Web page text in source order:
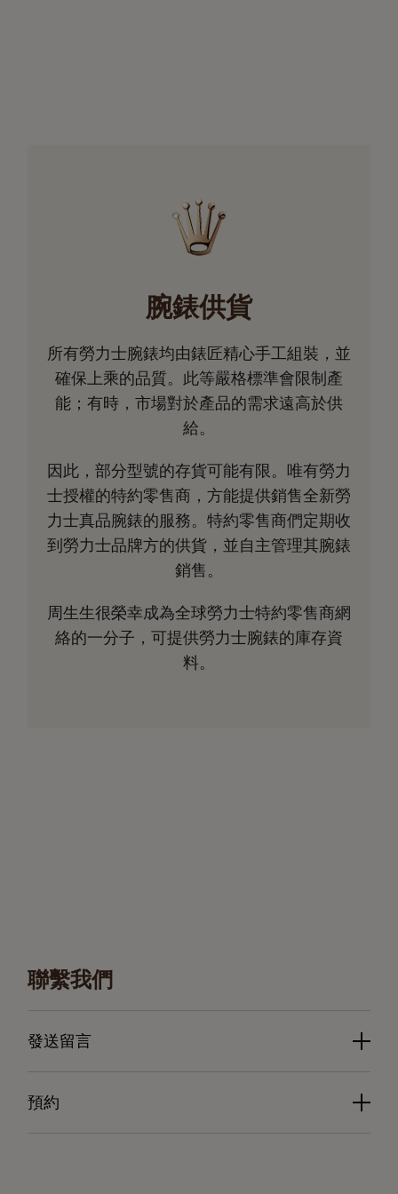
腕錶供貨
所有勞力士腕錶均由錶匠精心手工組裝，並
確保上乘的品質。此等嚴格標準會限制產
能；有時，市場對於產品的需求遠高於供
給。
因此，部分型號的存貨可能有限。唯有勞力
士授權的特約零售商，方能提供銷售全新勞
力士真品腕錶的服務。特約零售商們定期收
到勞力士品牌方的供貨，並自主管理其腕錶
銷售。
周生生很榮幸成為全球勞力士特約零售商網
絡的一分子，可提供勞力士腕錶的庫存資
料。
聯繫我們
發送留言
預約